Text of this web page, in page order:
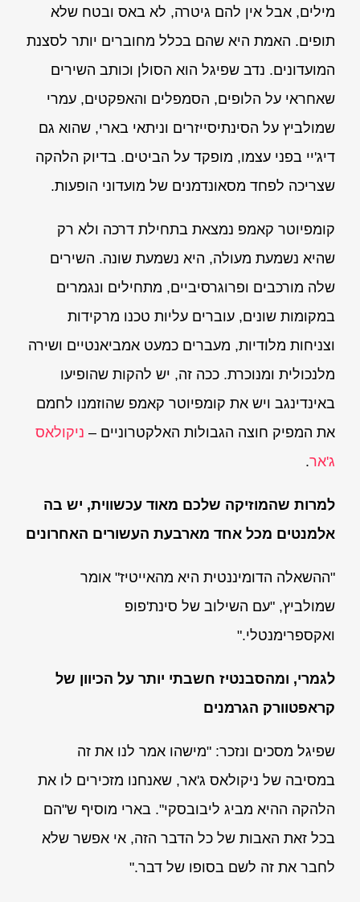
מילים, אבל אין להם גיטרה, לא באס ובטח שלא
תופים. האמת היא שהם בכלל מחוברים יותר לסצנת
המועדונים. נדב שפיגל הוא הסולן וכותב השירים
שאחראי על הלופים, הסמפלים והאפקטים, עמרי
שמולביץ על הסינתיסייזרים וניתאי בארי, שהוא גם
דיג'יי בפני עצמו, מופקד על הביטים. בדיוק הלהקה
שצריכה לפחד מסאונדמנים של מועדוני הופעות.
קומפיוטר קאמפ נמצאת בתחילת דרכה ולא רק
שהיא נשמעת מעולה, היא נשמעת שונה. השירים
שלה מורכבים ופרוגרסיביים, מתחילים ונגמרים
במקומות שונים, עוברים עליות טכנו מרקידות
וצניחות מלודיות, מעברים כמעט אמביאנטיים ושירה
מלנכולית ומנוכרת. ככה זה, יש להקות שהופיעו
באינדינגב ויש את קומפיוטר קאמפ שהוזמנו לחמם
את המפיק חוצה הגבולות האלקטרוניים – ניקולאס
ג'אר.
למרות שהמוזיקה שלכם מאוד עכשווית, יש בה
אלמנטים מכל אחד מארבעת העשורים האחרונים
"ההשאלה הדומיננטית היא מהאייטיז" אומר
שמולביץ, "עם השילוב של סינת'פופ
ואקספרימנטלי."
לגמרי, ומהסבנטיז חשבתי יותר על הכיוון של
קראפטוורק הגרמנים
שפיגל מסכים ונזכר: "מישהו אמר לנו את זה
במסיבה של ניקולאס ג'אר, שאנחנו מזכירים לו את
הלהקה ההיא מביג ליבובסקי". בארי מוסיף ש"הם
בכל זאת האבות של כל הדבר הזה, אי אפשר שלא
לחבר את זה לשם בסופו של דבר."